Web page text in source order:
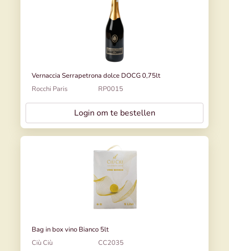
Vernaccia Serrapetrona dolce DOCG 0,75lt
Rocchi Paris
RP0015
Login om te bestellen
Bag in box vino Bianco 5lt
Ciù Ciù
CC2035